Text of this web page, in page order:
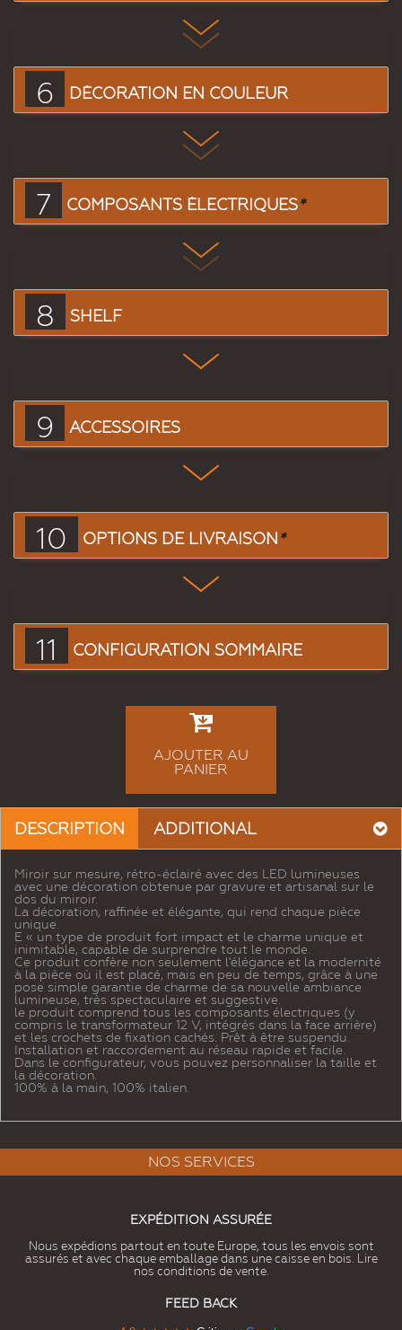
6 DÉCORATION EN COULEUR
7 COMPOSANTS ÉLECTRIQUES*
8 SHELF
9 ACCESSOIRES
10 OPTIONS DE LIVRAISON*
11 CONFIGURATION SOMMAIRE
AJOUTER AU
PANIER
DESCRIPTION ADDITIONAL
Miroir sur mesure, rétro-éclairé avec des LED lumineuses
avec une décoration obtenue par gravure et artisanal sur le
dos du miroir.
La décoration, raffinée et élégante, qui rend chaque pièce
unique.
E « un type de produit fort impact et le charme unique et
inimitable, capable de surprendre tout le monde.
Ce produit confère non seulement l'élégance et la modernité
à la pièce où il est placé, mais en peu de temps, grâce à une
pose simple garantie de charme de sa nouvelle ambiance
lumineuse, très spectaculaire et suggestive.
le produit comprend tous les composants électriques (y
compris le transformateur 12 V, intégrés dans la face arrière)
et les crochets de fixation cachés. Prêt à être suspendu.
Installation et raccordement au réseau rapide et facile.
Dans le configurateur, vous pouvez personnaliser la taille et
la décoration.
100% à la main, 100% italien.
NOS SERVICES
EXPÉDITION ASSURÉE
Nous expédions partout en toute Europe, tous les envois sont
assurés et avec chaque emballage dans une caisse en bois. Lire
nos conditions de vente.
FEED BACK